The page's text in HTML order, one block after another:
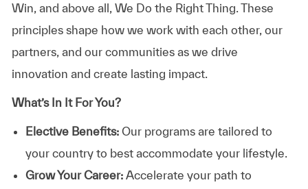
Win, and above all, We Do the Right Thing. These
principles shape how we work with each other, our
partners, and our communities as we drive
innovation and create lasting impact.
What’s In It For You?
Elective Benefits:Our programs are tailored to
your country to best accommodate your lifestyle.
Grow Your Career: Accelerate your path to